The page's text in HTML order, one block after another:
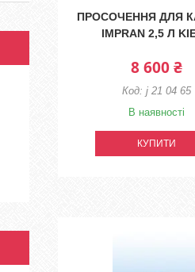
ПРОСОЧЕННЯ ДЛЯ
IMPRAN 2,5 Л
8 600 ₴
j 21 04 65
В наявності
КУПИТИ